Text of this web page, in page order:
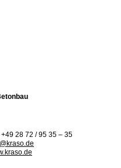
+49 28 72 / 95 35 – 35